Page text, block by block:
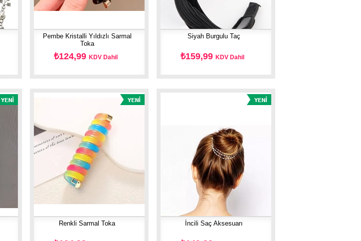
Pembe Kristalli Yıldızlı Sarmal
Toka
₺124,99KDV Dahil
Siyah Burgulu Taç
₺159,99KDV Dahil
Renkli Sarmal Toka İncili Saç Aksesuarı